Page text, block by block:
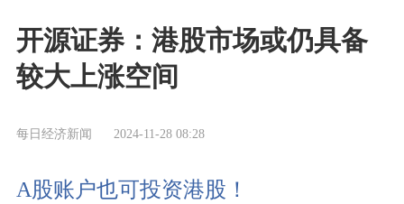
开源证券：港股市场或仍具备
较大上涨空间
每日经济新闻 2024-11-28 08:28
A股账户也可投资港股！